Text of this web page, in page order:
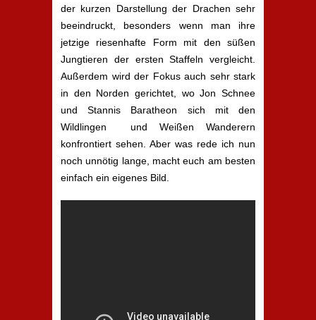
der kurzen Darstellung der Drachen sehr
beeindruckt, besonders wenn man ihre
jetzige riesenhafte Form mit den süßen
Jungtieren der ersten Staffeln vergleicht.
Außerdem wird der Fokus auch sehr stark
in den Norden gerichtet, wo Jon Schnee
und Stannis Baratheon sich mit den
Wildlingen und Weißen Wanderern
konfrontiert sehen. Aber was rede ich nun
noch unnötig lange, macht euch am besten
einfach ein eigenes Bild.